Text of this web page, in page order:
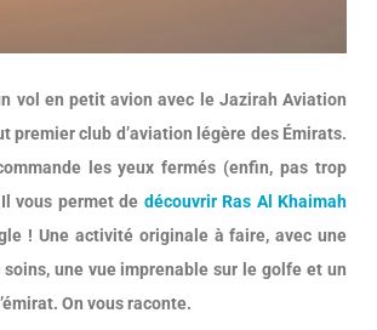
vol en petit avion avec le Jazirah Aviation
premier club d’aviation légère des Émirats.
les yeux fermés (enfin, pas trop
vous permet de découvrir Ras Al Khaimah
! Une activité originale à faire, avec une
une vue imprenable sur le golfe et un
On vous raconte.